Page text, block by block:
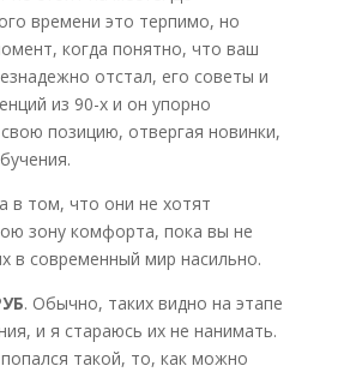
времени это терпимо, но
когда понятно, что ваш
отстал, его советы и
из 90-х и он упорно
позицию, отвергая новинки,
в том, что они не хотят
зону комфорта, пока вы не
в современный мир насильно.
. Обычно, таких видно на этапе
и я стараюсь их не нанимать.
такой, то, как можно